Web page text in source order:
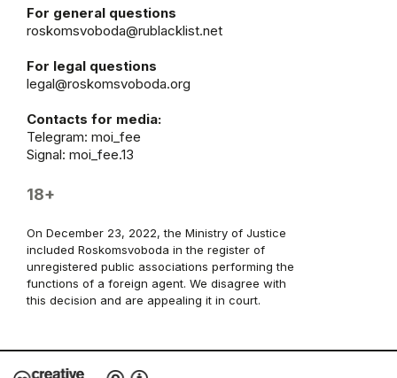
For general questions
roskomsvoboda@rublacklist.net
For legal questions
legal@roskomsvoboda.org
Contacts for media:
Telegram: moi_fee
Signal: moi_fee.13
18+
On December 23, 2022, the Ministry of Justice
included Roskomsvoboda in the register of
unregistered public associations performing the
functions of a foreign agent. We disagree with
this decision and are appealing it in court.